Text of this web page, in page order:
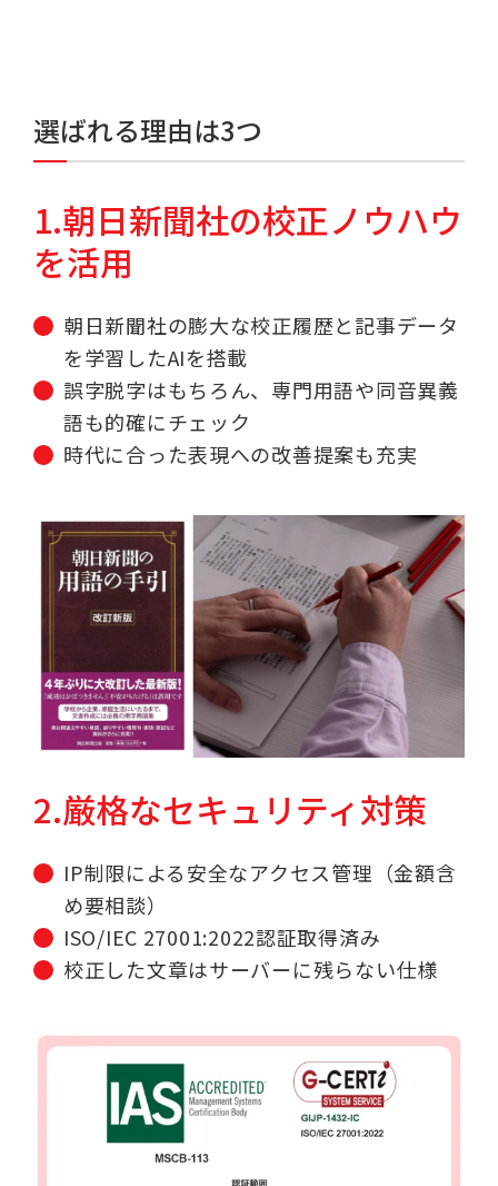
選ばれる理由は3つ
1.朝日新聞社の校正ノウハウ
を活用
朝日新聞社の膨大な校正履歴と記事データ
を学習したAIを搭載
誤字脱字はもちろん、専門用語や同音異義
語も的確にチェック
時代に合った表現への改善提案も充実
2.厳格なセキュリティ対策
IP制限による安全なアクセス管理（金額含
め要相談）
ISO/IEC 27001:2022認証取得済み
校正した文章はサーバーに残らない仕様